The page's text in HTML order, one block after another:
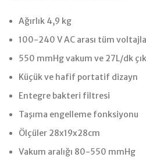
Ağırlık 4,9 kg
100-240 V AC arası tüm
550 mmHg vakum ve 27L/dk
Küçük ve hafif portatif dizayn
Entegre bakteri filtresi
Taşıma engelleme fonksiyonu
Ölçüler 28x19x28cm
Vakum aralığı 80-550 mmHg